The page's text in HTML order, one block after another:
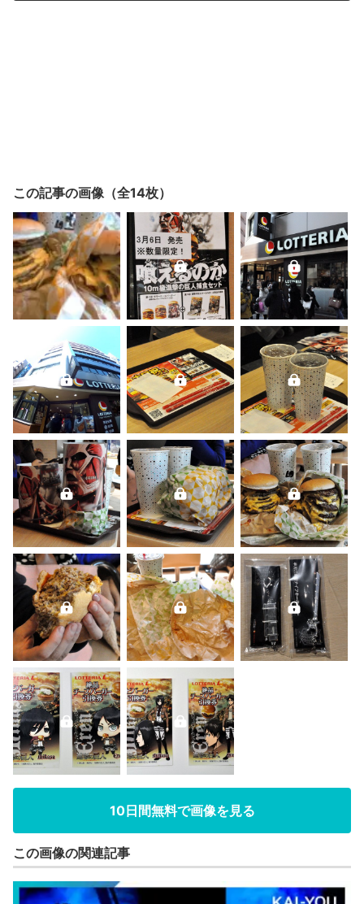
この記事の画像（全14枚）
10日間無料で画像を見る
この画像の関連記事